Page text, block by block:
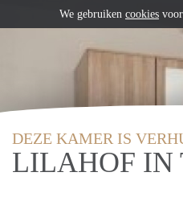
DEZE KAMER IS
LILAHOF IN
We gebruiken cookies